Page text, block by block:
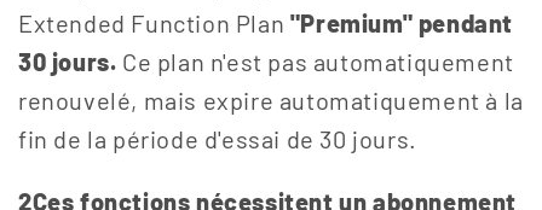
Extended Function Plan "Premium" pendant
30 jours. Ce plan n'est pas automatiquement
renouvelé, mais expire automatiquement à la
fin de la période d'essai de 30 jours.
2Ces fonctions nécessitent unabonnement